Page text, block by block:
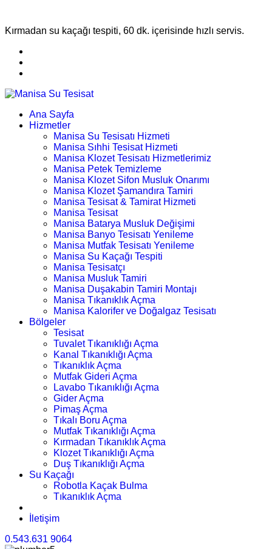
Kırmadan su kaçağı tespiti, 60 dk. içerisinde hızlı servis.
Ana Sayfa
Hizmetler
Manisa Su Tesisatı Hizmeti
Manisa Sıhhi Tesisat Hizmeti
Manisa Klozet Tesisatı Hizmetlerimiz
Manisa Petek Temizleme
Manisa Klozet Sifon Musluk Onarımı
Manisa Klozet Şamandıra Tamiri
Manisa Tesisat & Tamirat Hizmeti
Manisa Tesisat
Manisa Batarya Musluk Değişimi
Manisa Banyo Tesisatı Yenileme
Manisa Mutfak Tesisatı Yenileme
Manisa Su Kaçağı Tespiti
Manisa Tesisatçı
Manisa Musluk Tamiri
Manisa Duşakabin Tamiri Montajı
Manisa Tıkanıklık Açma
Manisa Kalorifer ve Doğalgaz Tesisatı
Bölgeler
Tesisat
Tuvalet Tıkanıklığı Açma
Kanal Tıkanıklığı Açma
Tıkanıklık Açma
Mutfak Gideri Açma
Lavabo Tıkanıklığı Açma
Gider Açma
Pimaş Açma
Tıkalı Boru Açma
Mutfak Tıkanıklığı Açma
Kırmadan Tıkanıklık Açma
Klozet Tıkanıklığı Açma
Duş Tıkanıklığı Açma
Su Kaçağı
Robotla Kaçak Bulma
Tıkanıklık Açma
İletişim
0.543.631 9064